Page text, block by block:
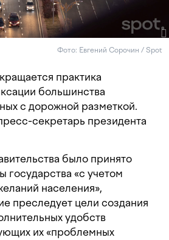
Фото: Евгений Сорочин / Spot
практика
большинства
с дорожной разметкой.
секретарь президента
было принято
государства «с учетом
населения»,
преследует цели создания
удобств
их «проблемных